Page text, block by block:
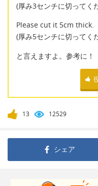
(厚み3センチに切ってく
Please cut it 5cm thick.
(厚み5センチに切ってく
と言えますよ。参考に！
13 12529
シェア